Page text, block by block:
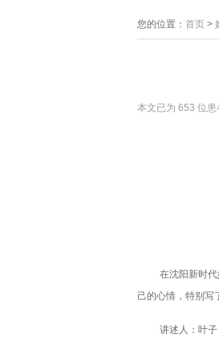
您的位置： 首页 >
本文已为 653 位患
在沈阳新时
己的心情，特别写
讲述人：叶子